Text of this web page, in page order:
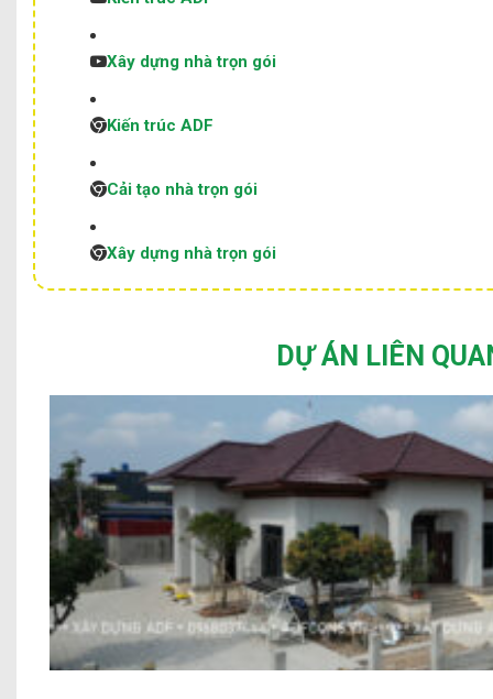
Xây dựng nhà trọn gói
Kiến trúc ADF
Cải tạo nhà trọn gói
Xây dựng nhà trọn gói
DỰ ÁN LIÊN
Biệt thự Địa Trung Hải Chị Trang